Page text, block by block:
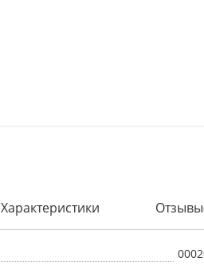
Характеристики